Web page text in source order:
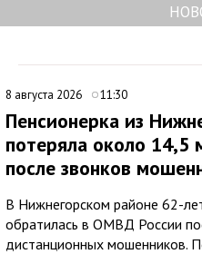
8 августа 2026 11:30
Пенсионерка из
потеряла около 14,5
после звонков
В Нижнегорском районе 62-
обратилась в ОМВД России
дистанционных мошенников.